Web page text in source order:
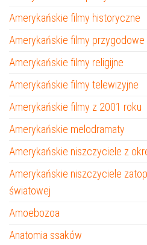
Amerykańskie filmy historyczne
Amerykańskie filmy przygodowe
Amerykańskie filmy religijne
Amerykańskie filmy telewizyjne
Amerykańskie filmy z 2001 roku
Amerykańskie melodramaty
Amerykańskie niszczyciele z
Amerykańskie niszczyciele
światowej
Amoebozoa
Anatomia ssaków